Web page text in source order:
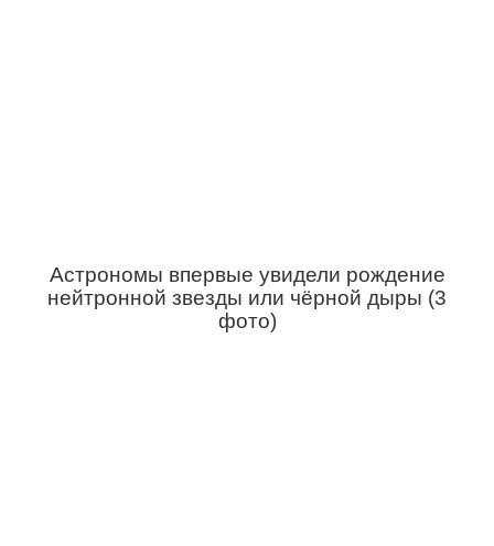
Астрономы впервые увидели рождение
нейтронной звезды или чёрной дыры (3
фото)